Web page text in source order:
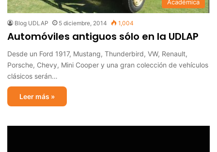
Académica
Blog UDLAP 5 diciembre, 2014 1,004
Automóviles antiguos sólo en la UDLAP
Desde un Ford 1917, Mustang, Thunderbird, VW, Renault,
Porsche, Chevy, Mini Cooper y una gran colección de vehículos
clásicos serán…
Leer más »